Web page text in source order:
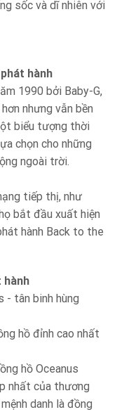
sốc và dĩ nhiên với
hành
1990 bởi Baby-G,
nhưng vẫn bền
biểu tượng thời
chọn cho những
ngoài trời.
tiếp thị, như
bắt đầu xuất hiện
hành Back to the
hành
hồ đỉnh cao nhất
hồ Oceanus
nhất của thương
danh là đồng